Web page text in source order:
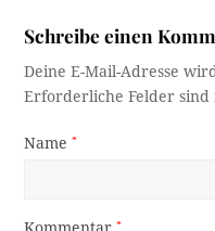
Schreibe einen
Deine E-Mail-Adresse
Erforderliche Felder
Name*
*